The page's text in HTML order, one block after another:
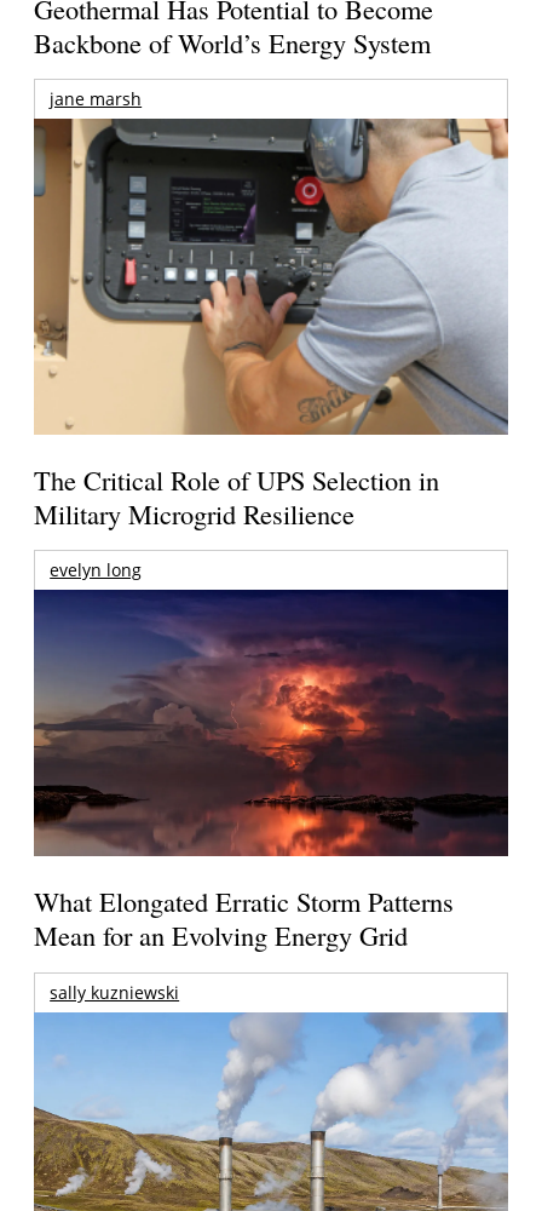
Geothermal Has Potential to Become
Backbone of World’s Energy System
jane marsh
The Critical Role of UPS Selection in
Military Microgrid Resilience
evelyn long
What Elongated Erratic Storm Patterns
Mean for an Evolving Energy Grid
sally kuzniewski